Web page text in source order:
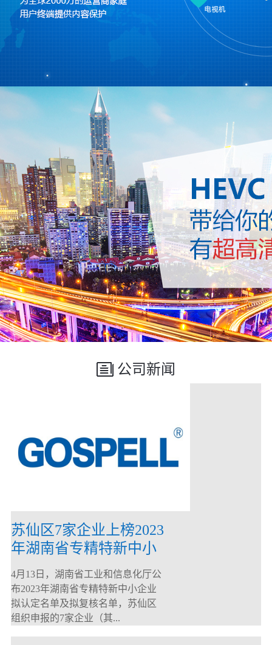
公司新闻
苏仙区7家企业上榜2023
年湖南省专精特新中小
企业
4月13日，湖南省工业和信息化厅公
布2023年湖南省专精特新中小企业
拟认定名单及拟复核名单，苏仙区
组织申报的7家企业（其...